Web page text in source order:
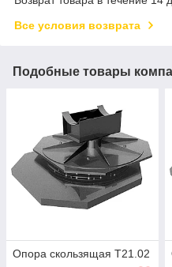
Все условия возврата
Подобные товары
Опора скользящая Т21.02